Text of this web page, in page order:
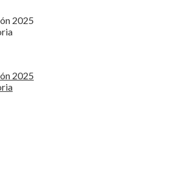
2025
2025